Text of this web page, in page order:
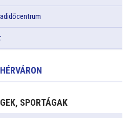
SPORTÁGAK